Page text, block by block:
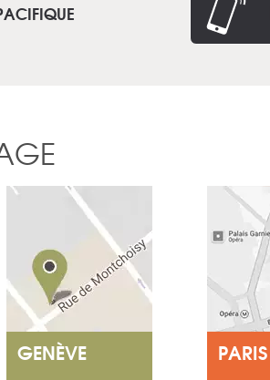
GENÈVE PARIS